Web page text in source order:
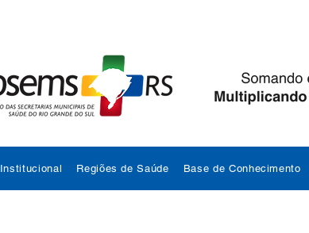
Institucional Regiões de Saúde Base de Conhecimento